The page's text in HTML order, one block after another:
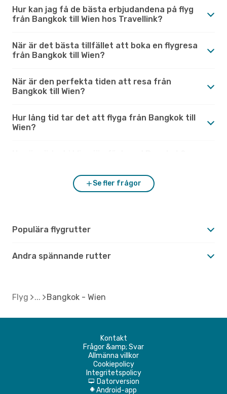
Hur kan jag få de bästa erbjudandena på flyg
från Bangkok till Wien hos Travellink?
När är det bästa tillfället att boka en flygresa
från Bangkok till Wien?
När är den perfekta tiden att resa från
Bangkok till Wien?
Hur lång tid tar det att flyga från Bangkok till
Wien?
Se fler frågor
Populära flygrutter
Andra spännande rutter
Flyg Bangkok - Wien
Kontakt
Frågor &amp; Svar
Allmänna villkor
Cookiepolicy
Integritetspolicy
d Datorversion
A Android-app